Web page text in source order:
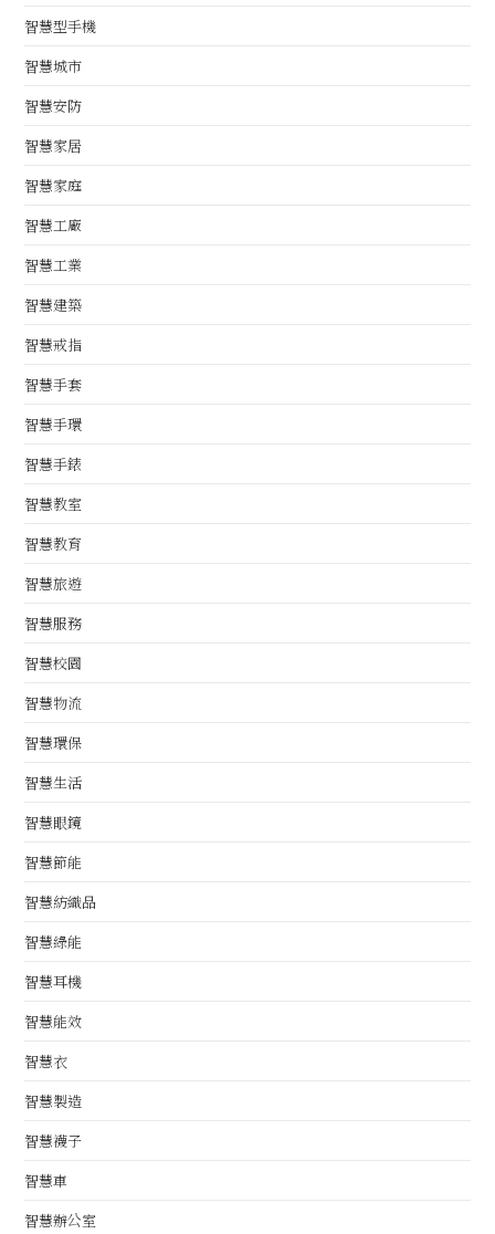
智慧型手機
智慧城市
智慧安防
智慧家居
智慧家庭
智慧工廠
智慧工業
智慧建築
智慧戒指
智慧手套
智慧手環
智慧手錶
智慧教室
智慧教育
智慧旅遊
智慧服務
智慧校園
智慧物流
智慧環保
智慧生活
智慧眼鏡
智慧節能
智慧紡織品
智慧綠能
智慧耳機
智慧能效
智慧衣
智慧製造
智慧襪子
智慧車
智慧辦公室